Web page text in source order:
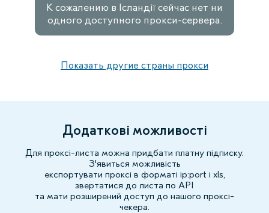
К сожалению в Ісландії сейчас нет ни
одного доступного прокси-сервера.
Показать другие страны прокси
Додаткові можливості
Для проксі-листа можна придбати платну підписку.
З'явиться можливість
експортувати проксі в форматі ip:port і xls,
звертатися до листа по API
та мати розширений доступ до нашого проксі-
чекера.